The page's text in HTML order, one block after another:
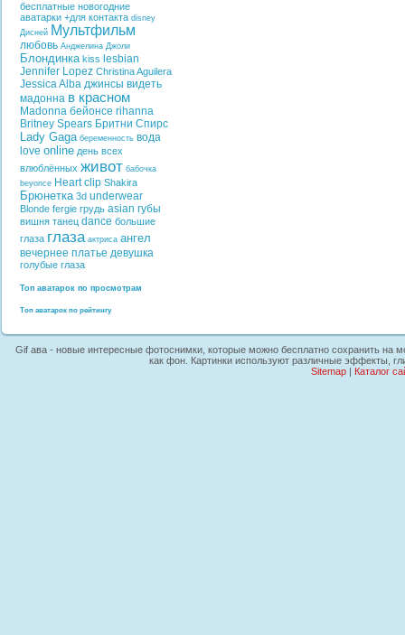
бесплатные новогодние
аватарки +для контакта disney
Дисней Мультфильм
любовь Анджелина Джоли
Блондинка kiss lesbian
Jennifer Lopez Christina Aguilera
Jessica Alba джинсы видеть
мадонна в красном
Madonna бейонсе rihanna
Britney Spears Бритни Спирс
Lady Gaga беременность вода
love online день всех
влюблённых живот бабочка
beyonce Heart clip Shakira
Брюнетка 3d underwear
Blonde fergie грудь asian губы
вишня танец dance большие
глаза глаза актриса ангел
вечернее платье девушка
голубые глаза
Топ аватарок по просмотрам
Топ аватарок по рейтингу
Gif ава - новые интересные фотоснимки, которые можно бесплатно сохранить на
как фон. Картинки используют различные эффекты,
Sitemap| Каталог